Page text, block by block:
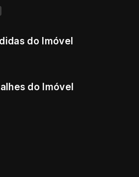
do Imóvel
do Imóvel